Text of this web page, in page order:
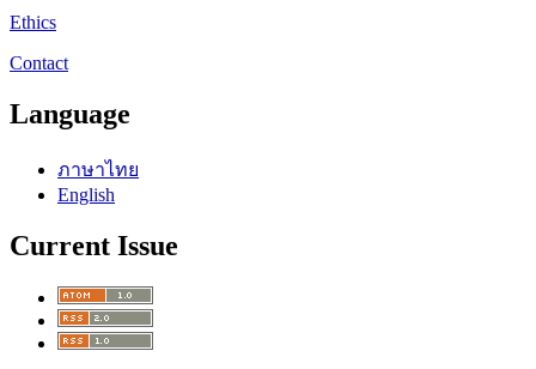
Ethics
Contact
Language
ภาษาไทย
English
Current Issue